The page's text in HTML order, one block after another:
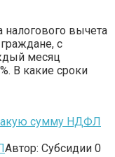
налогового вычета
с
месяц
В какие сроки
сумму НДФЛ
Автор: Субсидии 0